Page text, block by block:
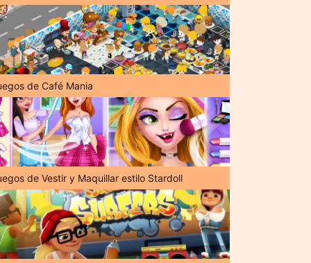
de Café Mania
de Vestir y Maquillar estilo Stardoll